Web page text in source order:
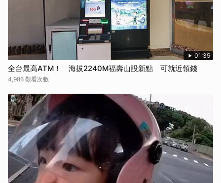
01:35
全台最高ATM！ 海拔2240M福壽山設新點 可就近領錢
4,986 觀看次數